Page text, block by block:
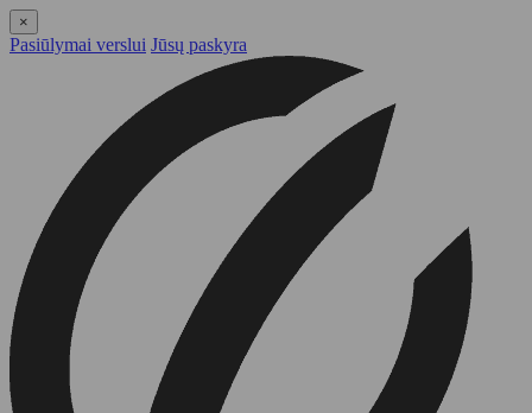
×
Pasiūlymai verslui Jūsų paskyra